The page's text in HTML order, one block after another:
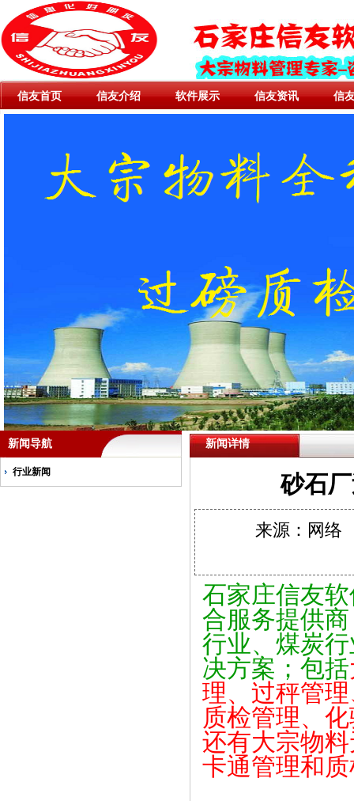
信友首页 信友介绍 软件展示 信友资讯 信
新闻导航
行业新闻
新闻详情
砂石
来源：网络
石家庄信友
合服务提供
行业、煤炭
决方案；包括
理、过秤管
质检管理、
还有大宗物
卡通管理和